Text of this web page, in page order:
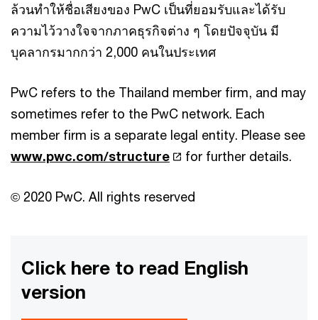
ล้วนทำให้ชื่อเสียงของ PwC เป็นที่ยอมรับและได้รับ
ความไว้วางใจจากภาคธุรกิจต่าง ๆ โดยปัจจุบัน มี
บุคลากรมากกว่า 2,000 คนในประเทศ
PwC refers to the Thailand member firm, and may
sometimes refer to the PwC network. Each
member firm is a separate legal entity. Please see
www.pwc.com/structure
for further details.
© 2020 PwC. All rights reserved
Click here to read English
version